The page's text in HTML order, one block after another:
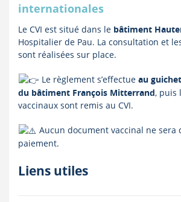
internationales
Le CVI est situé dans le bâtiment
Hospitalier de Pau. La consultation et
sont réalisées sur place.
Le règlement s’effectue au
du bâtiment François Mitterrand, puis
vaccinaux sont remis au CVI.
Aucun document vaccinal ne sera
paiement.
Liens utiles